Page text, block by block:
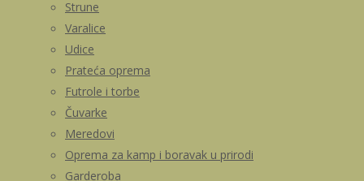
Strune
Varalice
Udice
Prateća oprema
Futrole i torbe
Čuvarke
Meredovi
Oprema za kamp i boravak u prirodi
Garderoba